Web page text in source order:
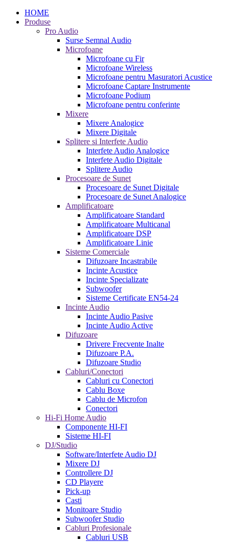
HOME
Produse
Pro Audio
Surse Semnal Audio
Microfoane
Microfoane cu Fir
Microfoane Wireless
Microfoane pentru Masuratori Acustice
Microfoane Captare Instrumente
Microfoane Podium
Microfoane pentru conferinte
Mixere
Mixere Analogice
Mixere Digitale
Splitere si Interfete Audio
Interfete Audio Analogice
Interfete Audio Digitale
Splitere Audio
Procesoare de Sunet
Procesoare de Sunet Digitale
Procesoare de Sunet Analogice
Amplificatoare
Amplificatoare Standard
Amplificatoare Multicanal
Amplificatoare DSP
Amplificatoare Linie
Sisteme Comerciale
Difuzoare Incastrabile
Incinte Acustice
Incinte Specializate
Subwoofer
Sisteme Certificate EN54-24
Incinte Audio
Incinte Audio Pasive
Incinte Audio Active
Difuzoare
Drivere Frecvente Inalte
Difuzoare P.A.
Difuzoare Studio
Cabluri/Conectori
Cabluri cu Conectori
Cablu Boxe
Cablu de Microfon
Conectori
Hi-Fi Home Audio
Componente HI-FI
Sisteme HI-FI
DJ/Studio
Software/Interfete Audio DJ
Mixere DJ
Controllere DJ
CD Playere
Pick-up
Casti
Monitoare Studio
Subwoofer Studio
Cabluri Profesionale
Cabluri USB